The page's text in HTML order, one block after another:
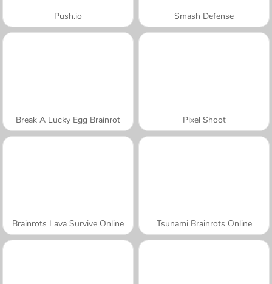
Push.io Smash Defense
Break A Lucky Egg Brainrot Pixel Shoot
Brainrots Lava Survive Online Tsunami Brainrots Online